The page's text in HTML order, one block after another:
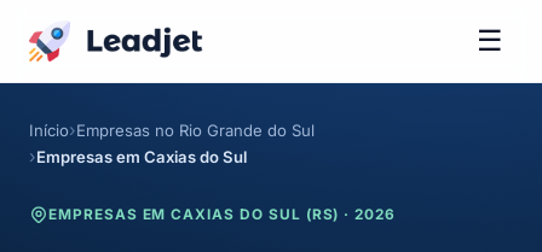
☰
Início Empresas no Rio Grande do Sul
Empresas em Caxias do Sul
EMPRESAS EM CAXIAS DO SUL (RS) · 2026